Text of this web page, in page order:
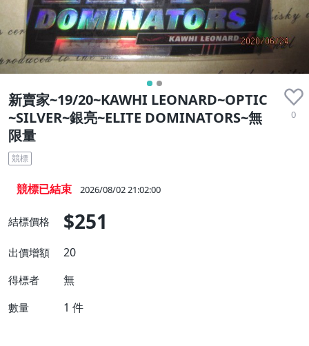
新賣家~19/20~KAWHI LEONARD~OPTIC
~SILVER~銀亮~ELITE DOMINATORS~無
限量
0
競標
競標已結束 2026/08/02 21:02:00
結標價格 $251
出價增額 20
得標者 無
數量 1 件